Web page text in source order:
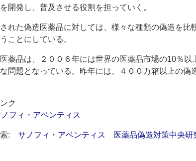
開発し、普及させる役割を担っていく。
れた偽造医薬品に対しては、様々な種類の偽造を比
ことにしている。
薬品は、２００６年には世界の医薬品市場の10％以
問題となっている。昨年には、４００万箱以上の偽
ク
フィ・アベンティス
索: サノフィ・アベンティス 医薬品偽造対策中央研